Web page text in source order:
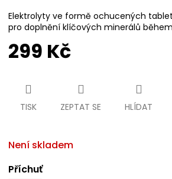
299 Kč
Není skladem
Příchuť
Elektrolyty ve formě ochucených
pro doplnění klíčových minerálů
TISK ZEPTAT SE HLÍDAT